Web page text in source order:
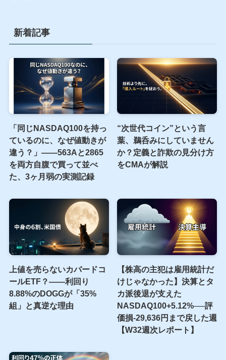
新着記事
「同じNASDAQ100を持っ
ているのに、なぜ値動きが
違う？」――563Aと2865
を両方自腹で買って並べ
た、3ヶ月弱の実測記録
“次世代コイン”という言
葉、鵜呑みにしていません
か？定義と詐欺の見分け方
をCMAが解説
上値を売らないカバードコ
ールETF？――利回り
8.88%のDOGGが「35%
組」と真逆な理由
【株高の主犯は雇用統計だ
けじゃなかった】決算とタ
カ派後退が支えた
NASDAQ100+5.12%──評
価損-29,636円まで戻した週
【W32週次レポート】